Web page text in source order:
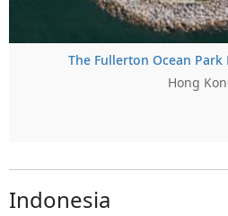
The Fullerton Ocean
Hong
Indonesia